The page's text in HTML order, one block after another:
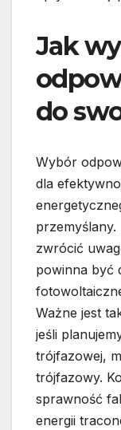
Jak
do
Wybór
dla
zwrócić
powinna być
Ważne jest
jeśli
trójfazowej,
trójfazowy.
sprawność
energii